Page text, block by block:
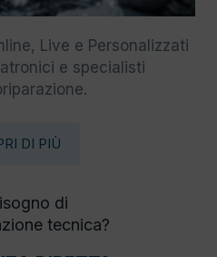
Live e Personalizzati
e specialisti
DI PIÙ
di
tecnica?